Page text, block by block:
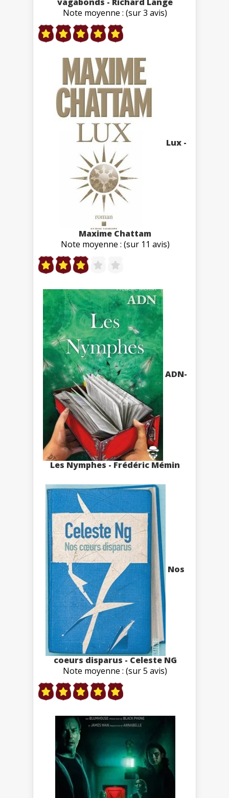
Note moyenne : (sur 3 avis)
Lux -
Maxime Chattam
Note moyenne : (sur 11 avis)
ADN-
Les Nymphes - Frédéric Mémin
Nos
coeurs disparus - Celeste NG
Note moyenne : (sur 5 avis)